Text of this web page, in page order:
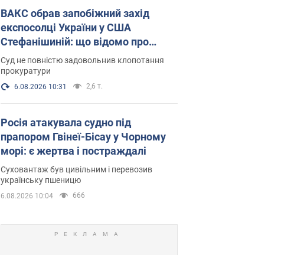
ВАКС обрав запобіжний захід
експосолці України у США
Стефанішиній: що відомо про
справу
Суд не повністю задовольнив клопотання
прокуратури
6.08.2026 10:31 2,6 т.
Росія атакувала судно під
прапором Гвінеї-Бісау у Чорному
морі: є жертва і постраждалі
Суховантаж був цивільним і перевозив
українську пшеницю
6.08.2026 10:04 666